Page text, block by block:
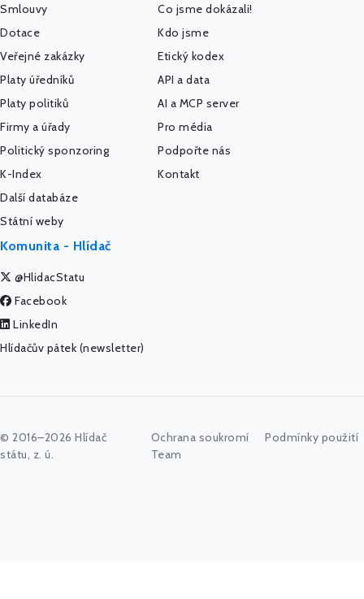
Smlouvy
Dotace
Veřejné zakázky
Platy úředníků
Platy politiků
Firmy a úřady
Politický sponzoring
K-Index
Další databáze
Státní weby
Co jsme dokázali!
Kdo jsme
Etický kodex
API a data
AI a MCP server
Pro média
Podpořte nás
Kontakt
Komunita - Hlídač
@HlidacStatu
Facebook
LinkedIn
Hlídačův pátek (newsletter)
© 2016–2026 Hlídač
státu, z. ú.
Ochrana soukromí
Podmínky použití
Team